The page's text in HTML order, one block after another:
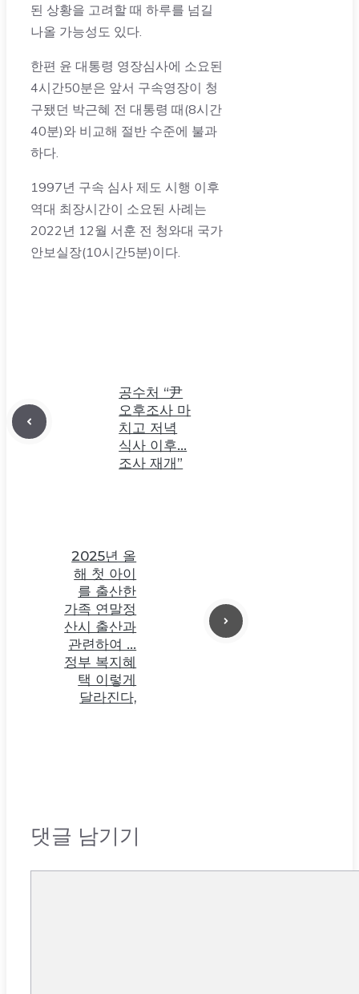
된 상황을 고려할 때 하루를 넘길
나올 가능성도 있다.
한편 윤 대통령 영장심사에 소요된
4시간50분은 앞서 구속영장이 청
구됐던 박근혜 전 대통령 때(8시간
40분)와 비교해 절반 수준에 불과
하다.
1997년 구속 심사 제도 시행 이후
역대 최장시간이 소요된 사례는
2022년 12월 서훈 전 청와대 국가
안보실장(10시간5분)이다.
공수처 “尹
오후조사 마
치고 저녁
식사 이후…
조사 재개”
2025년 올
해 첫 아이
를 출산한
가족 연말정
산시 출산과
관련하여 …
정부 복지혜
택 이렇게
달라진다,
댓글 남기기